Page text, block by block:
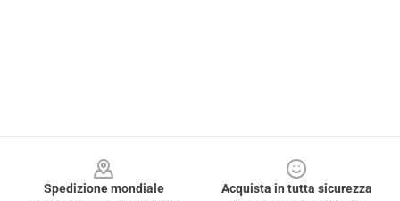
Spedizione mondiale
Acquista in tutta sicurezza